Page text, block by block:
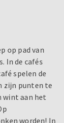
op pad van
In de cafés
spelen de
zijn punten te
wint aan het
worden! In